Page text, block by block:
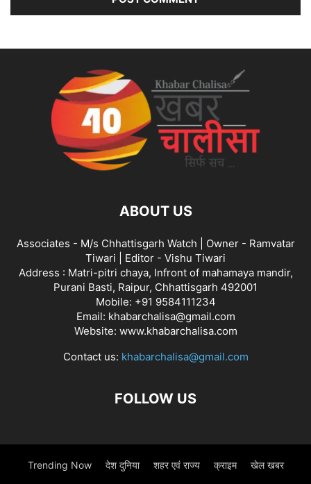
ABOUT US
Associates - M/s Chhattisgarh Watch | Owner - Ramvatar
Tiwari | Editor - Vishu Tiwari
Address : Matri-pitri chaya, Infront of mahamaya mandir,
Purani Basti, Raipur, Chhattisgarh 492001
Mobile: +91 9584111234
Email: khabarchalisa@gmail.com
Website: www.khabarchalisa.com
Contact us: khabarchalisa@gmail.com
FOLLOW US
Trending Now देश दुनिया शहर एवं राज्य क्राइम खेल खबर